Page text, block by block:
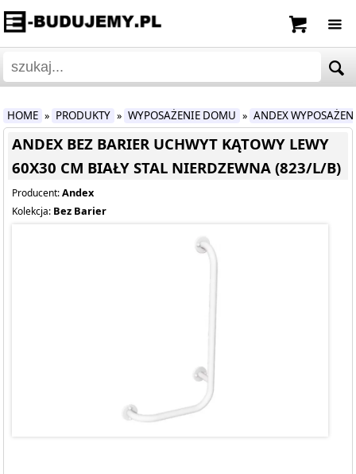
HOME » PRODUKTY » WYPOSAŻENIE DOMU » ANDEX
ANDEX BEZ BARIER UCHWYT KĄTOWY LEWY
60X30 CM BIAŁY STAL NIERDZEWNA (823/L/B)
Producent:Andex
Kolekcja: Bez Barier